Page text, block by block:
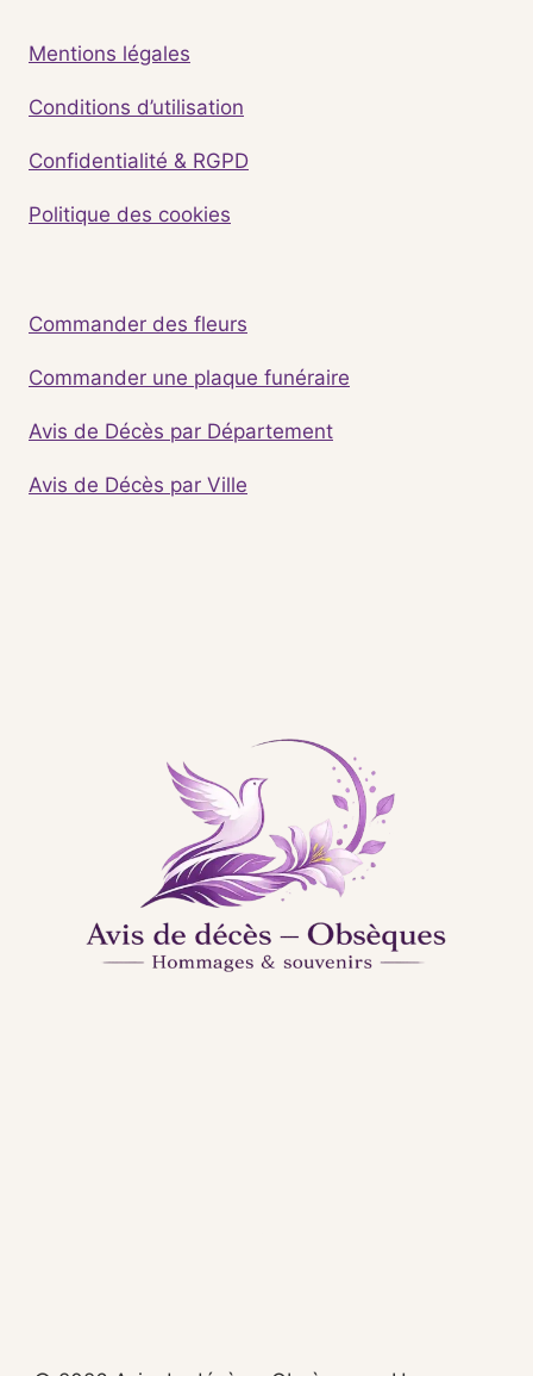
Mentions légales
Conditions d’utilisation
Confidentialité & RGPD
Politique des cookies
Commander des fleurs
Commander une plaque funéraire
Avis de Décès par Département
Avis de Décès par Ville